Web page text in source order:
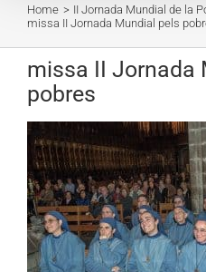
Home
II Jornada Mundial de la
missa II Jornada Mundial pels
missa II Jornada
pobres